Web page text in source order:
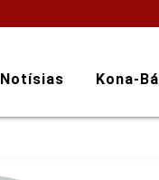
Notísias Kona-Bá